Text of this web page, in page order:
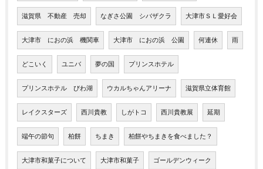
滋賀県 不動産 売却 なぎさ公園 シバザクラ 大津市ＳＬ愛好会
大津市 におの浜 機関車 大津市 におの浜 公園 何連休 雨
どこいく ユニバ 夢の国 プリンスホテル
プリンスホテル びわ湖 ウカルちゃんアリーナ 滋賀県立体育館
レイクスターズ 西川貴教 しがトコ 西川貴教展 延期
端午の節句 柏餅 ちまき 柏餅やちまきを食べました？
大津市和菓子について 大津市和菓子 ゴールデンウィーク